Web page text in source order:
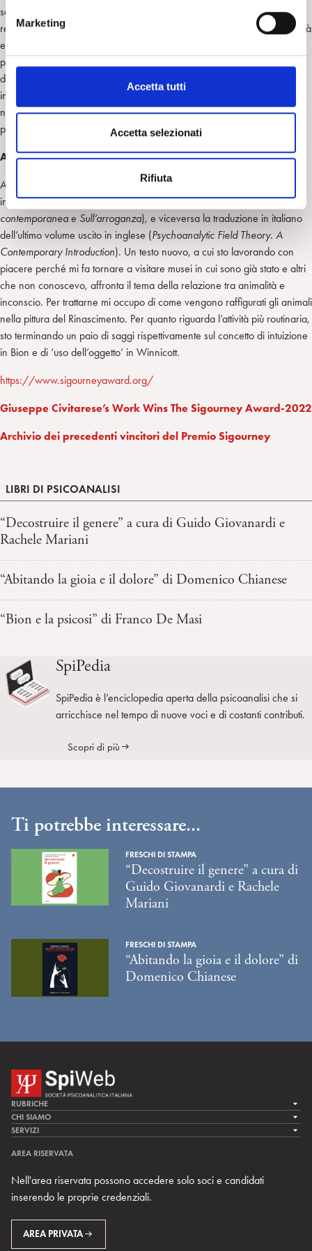
e
d
l
c
o
s
n
Marketing
Accetta tutti
Accetta selezionati
Rifiuta
serrato con Freud e la psicoanalisi classica; ho scritto molto sulla
relazione tra psicoanalisi ed estetica ma in una dimensione di reciprocità
e scambio; ho dato il mio personale contributo per far sì che la
psicoanalisi italiana sia apprezzata sulla scena internazionale – sempre
dialogando con le tradizioni di altri paesi ma senza alcuna subalternità;
in varie occasioni mi sono impegnato anche nella vita istituzionale della
nostra comunità analitica e cercando di favorire il più possibile la
partecipazione degli allievi alla vita scientifica.
A quale libro sta lavorando o su quale tema in particolare?
Al momento sto curando la traduzione in inglese dei due miei ultimi libri
in italiano (L’ora della nascita. Psicoanalisi del sublime e arte
contemporanea e Sull’arroganza), e viceversa la traduzione in italiano
dell’ultimo volume uscito in inglese (Psychoanalytic Field Theory. A
Contemporary Introduction). Un testo nuovo, a cui sto lavorando con
piacere perché mi fa tornare a visitare musei in cui sono già stato e altri
che non conoscevo, affronta il tema della relazione tra animalità e
inconscio. Per trattarne mi occupo di come vengono raffigurati gli animali
nella pittura del Rinascimento. Per quanto riguarda l’attività più routinaria,
sto terminando un paio di saggi rispettivamente sul concetto di intuizione
in Bion e di ‘uso dell’oggetto’ in Winnicott.
https://www.sigourneyaward.org/
Giuseppe Civitarese’s Work Wins The Sigourney Award-2022
Archivio dei precedenti vincitori del Premio Sigourney
LIBRI DI PSICOANALISI
“Decostruire il genere” a cura di Guido Giovanardi e
Rachele Mariani
“Abitando la gioia e il dolore” di Domenico Chianese
“Bion e la psicosi” di Franco De Masi
SpiPedia
SpiPedia è l’enciclopedia aperta della psicoanalisi che si
arricchisce nel tempo di nuove voci e di costanti contributi.
Scopri di più
Ti potrebbe interessare...
FRESCHI DI STAMPA
“Decostruire il genere” a cura di
Guido Giovanardi e Rachele
Mariani
FRESCHI DI STAMPA
“Abitando la gioia e il dolore” di
Domenico Chianese
RUBRICHE
LA CURA
LA RICERCA
MULTIMEDIA
CHI SIAMO
LA SPI
TEAM DI SPIWEB
CONTATTI
RIVISTE
SERVIZI
ARCHIVIO STORICO
AREA RISERVATA
Nell'area riservata possono accedere solo soci e candidati
inserendo le proprie credenziali.
AREA PRIVATA